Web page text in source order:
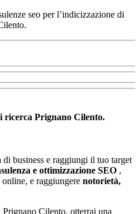
seo per l’indicizzazione di
ricerca Prignano Cilento.
business e raggiungi il tuo target
e ottimizzazione SEO ,
e raggiungere notorietà,
Prignano Cilento, otterrai una